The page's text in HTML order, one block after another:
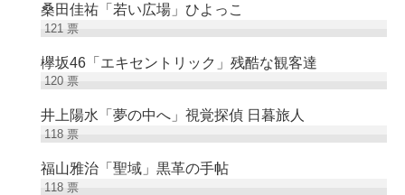
桑田佳祐「若い広場」ひよっこ
121票
欅坂46「エキセントリック」残酷な観客達
120票
井上陽水「夢の中へ」視覚探偵 日暮旅人
118票
福山雅治「聖域」黒革の手帖
118票